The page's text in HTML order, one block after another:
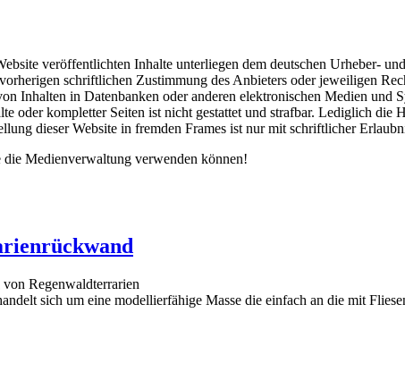
veröffentlichten Inhalte unterliegen dem deutschen Urheber-
schriftlichen Zustimmung des Anbieters oder jeweiligen
Inhalten in Datenbanken oder anderen elektronischen Medien und
oder kompletter Seiten ist nicht gestattet und strafbar. Lediglich
dieser Website in fremden Frames ist nur mit schriftlicher
die Medienverwaltung verwenden können!
Regenwaldterrarien
sich um eine modellierfähige Masse die einfach an die mit